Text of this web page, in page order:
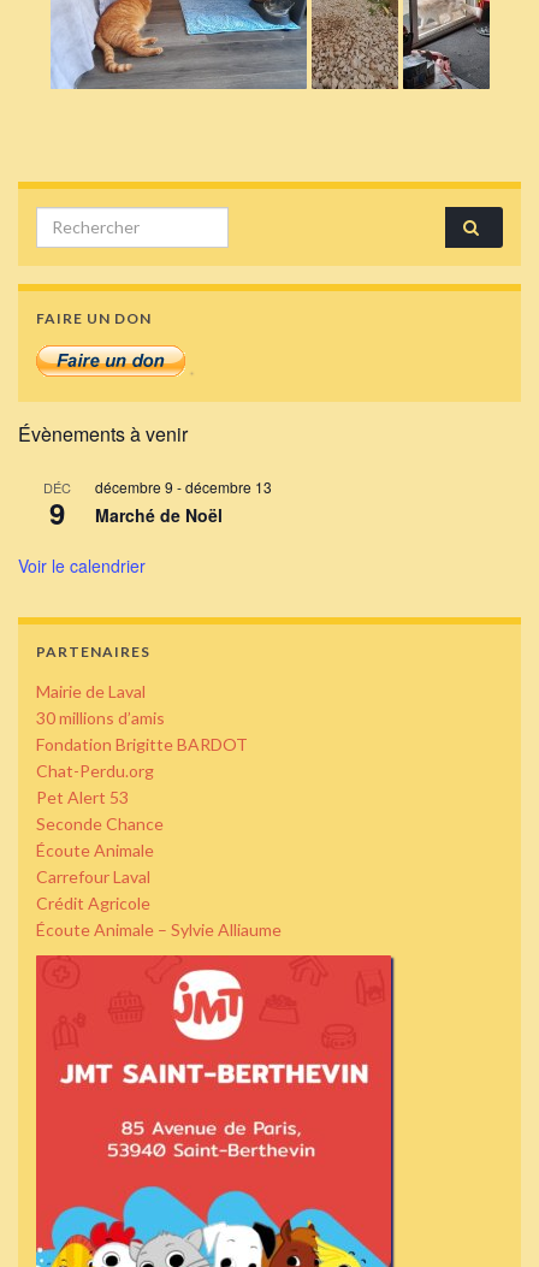
Search for:
FAIRE UN DON
Évènements à venir
DÉC
9
décembre 9 -décembre 13
Marché de Noël
Voir le calendrier
PARTENAIRES
Mairie de Laval
30 millions d’amis
Fondation Brigitte BARDOT
Chat-Perdu.org
Pet Alert 53
Seconde Chance
Écoute Animale
Carrefour Laval
Crédit Agricole
Écoute Animale – Sylvie Alliaume